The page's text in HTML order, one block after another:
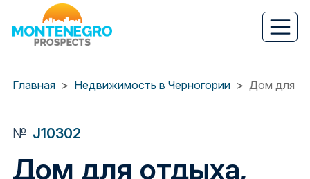
основному
Главная
Недвижимость в Черногории Дом для
№ J10302
Дом для отдыха,